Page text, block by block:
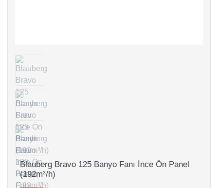
Blauberg Bravo 125 Banyo Fanı İnce Ön Panel
(192m³/h)